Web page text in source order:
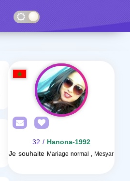
Hanona-1992
/ 32
Je souhaite Mariage normal , Mesyar